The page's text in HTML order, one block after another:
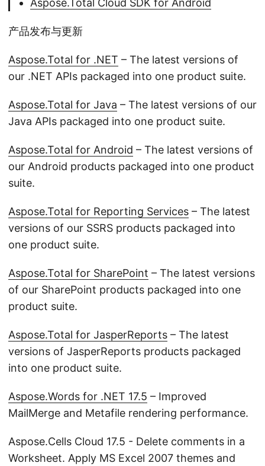
Aspose.Total Cloud SDK for Android
产品发布与更新
Aspose.Total for .NET – The latest versions of
our .NET APIs packaged into one product suite.
Aspose.Total for Java – The latest versions of our
Java APIs packaged into one product suite.
Aspose.Total for Android – The latest versions of
our Android products packaged into one product
suite.
Aspose.Total for Reporting Services – The latest
versions of our SSRS products packaged into
one product suite.
Aspose.Total for SharePoint – The latest versions
of our SharePoint products packaged into one
product suite.
Aspose.Total for JasperReports – The latest
versions of JasperReports products packaged
into one product suite.
Aspose.Words for .NET 17.5 – Improved
MailMerge and Metafile rendering performance.
Aspose.Cells Cloud 17.5 - Delete comments in a
Worksheet. Apply MS Excel 2007 themes and